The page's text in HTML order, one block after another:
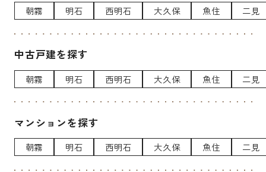
朝霧 明石 西明石 大久保 魚住 二見
中古戸建を探す
朝霧 明石 西明石 大久保 魚住 二見
マンションを探す
朝霧 明石 西明石 大久保 魚住 二見